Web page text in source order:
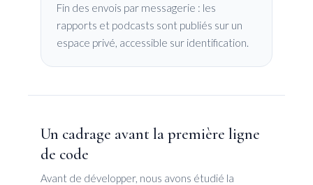
Fin des envois par messagerie : les
rapports et podcasts sont publiés sur un
espace privé, accessible sur identification.
Un cadrage avant la première ligne
de code
Avant de développer, nous avons étudié la